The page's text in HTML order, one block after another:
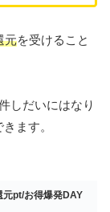
元を受けること
しだいにはなり
ます。
元pt/お得爆発DAY